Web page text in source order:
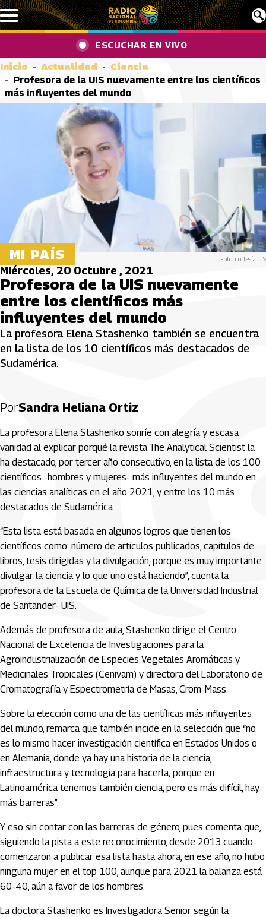
Pasar al contenido principal
ESCUCHAR EN VIVO
Inicio Actualidad
Ciencia
Profesora de la UIS nuevamente entre los científicos
más influyentes del mundo
MI PAÍS Foto: cortesía UIS
Miércoles, 20 Octubre , 2021
Profesora de la UIS nuevamente
entre los científicos más
influyentes del mundo
La profesora Elena Stashenko también se encuentra
en la lista de los 10 científicos más destacados de
Sudamérica.
PorSandra Heliana Ortiz
La profesora Elena Stashenko sonríe con alegría y escasa
vanidad al explicar porqué la revista The Analytical Scientist la
ha destacado, por tercer año consecutivo, en la lista de los 100
científicos -hombres y mujeres- más influyentes del mundo en
las ciencias analíticas en el año 2021, y entre los 10 más
destacados de Sudamérica.
“Esta lista está basada en algunos logros que tienen los
científicos como: número de artículos publicados, capítulos de
libros, tesis dirigidas y la divulgación, porque es muy importante
divulgar la ciencia y lo que uno está haciendo”, cuenta la
profesora de la Escuela de Química de la Universidad Industrial
de Santander- UIS.
Además de profesora de aula, Stashenko dirige el Centro
Nacional de Excelencia de Investigaciones para la
Agroindustrialización de Especies Vegetales Aromáticas y
Medicinales Tropicales (Cenivam) y directora del Laboratorio de
Cromatografía y Espectrometría de Masas, Crom-Mass.
Sobre la elección como una de las científicas más influyentes
del mundo, remarca que también incide en la selección que “no
es lo mismo hacer investigación científica en Estados Unidos o
en Alemania, donde ya hay una historia de la ciencia,
infraestructura y tecnología para hacerla; porque en
Latinoamérica tenemos también ciencia, pero es más difícil, hay
más barreras”.
Y eso sin contar con las barreras de género, pues comenta que,
siguiendo la pista a este reconocimiento, desde 2013 cuando
comenzaron a publicar esa lista hasta ahora, en ese año, no hubo
ninguna mujer en el top 100, aunque para 2021 la balanza está
60-40, aún a favor de los hombres.
La doctora Stashenko es Investigadora Senior según la